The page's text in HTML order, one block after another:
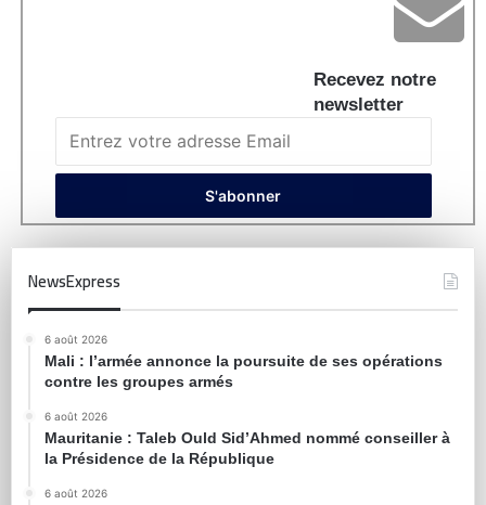
Recevez notre
newsletter
NewsExpress
6 août 2026
Mali : l’armée annonce la poursuite de ses opérations
contre les groupes armés
6 août 2026
Mauritanie : Taleb Ould Sid’Ahmed nommé conseiller à
la Présidence de la République
6 août 2026